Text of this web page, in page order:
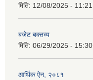
मिति: 12/08/2025 - 11:21
बजेट बक्तव्य
मिति: 06/29/2025 - 15:30
आर्थिक ऐन, २०८१